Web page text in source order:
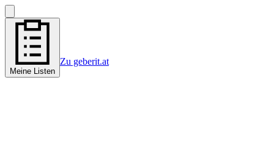
Meine Listen
Zu geberit.at